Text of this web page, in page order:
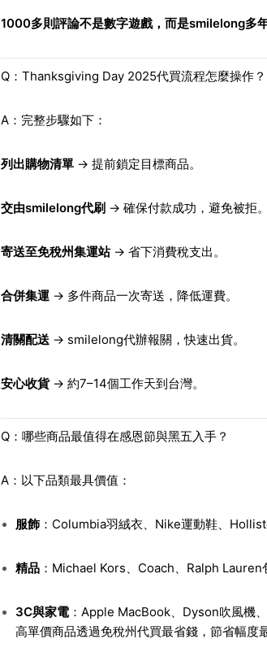
1000多則評論不是數字遊戲，而是smilelong多
Q：Thanksgiving Day 2025代買流程怎麼操作？
A：完整步驟如下：
列出購物清單→ 提前鎖定目標商品。
交由smilelong代刷→ 確保付款成功，避免被拒。
寄送至免稅州集運站→ 省下消費稅支出。
合併集運→ 多件商品一次寄送，降低運費。
清關配送→ smilelong代辦報關，快速出貨。
安心收貨→ 約7–14個工作天到台灣。
Q：哪些商品最值得在感恩節與黑五入手？
A：以下品類最具價值：
服飾：Columbia羽絨衣、Nike運動鞋、
精品：Michael Kors、Coach、Ralph Lauren
3C與家電：Apple MacBook、Dyson吹風機、
高單價商品透過免稅州代買最省錢，節省幅度